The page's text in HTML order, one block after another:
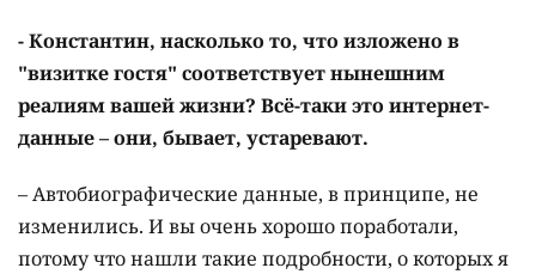
- Константин, насколько то, что изложено в
"визитке гостя" соответствует нынешним
реалиям вашей жизни? Всё-таки это интернет-
данные – они, бывает, устаревают.
– Автобиографические данные, в принципе, не
изменились. И вы очень хорошо поработали,
потому что нашли такие подробности, о которых я